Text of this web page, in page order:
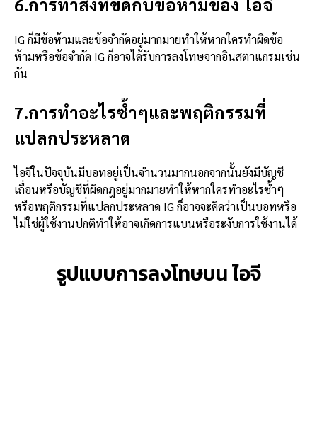
IG ก็มีข้อห้ามและข้อจำกัดอยู่มากมายทำให้หากใครทำผิดข้อ
ห้ามหรือข้อจำกัด IG ก็อาจได้รับการลงโทษจากอินสตาแกรมเช่น
กัน
7.การทำอะไรซ้ำๆและพฤติกรรมที่
แปลกประหลาด
ไอจีในปัจจุบันมีบอทอยู่เป็นจำนวนมากนอกจากนั้นยังมีบัญชี
เถื่อนหรือบัญชีที่ผิดกฎอยู่มากมายทำให้หากใครทำอะไรซ้ำๆ
หรือพฤติกรรมที่แปลกประหลาด IG ก็อาจจะคิดว่าเป็นบอทหรือ
ไม่ใช่ผู้ใช้งานปกติทำให้อาจเกิดการแบนหรือระงับการใช้งานได้
รูปแบบการลงโทษบน ไอจี